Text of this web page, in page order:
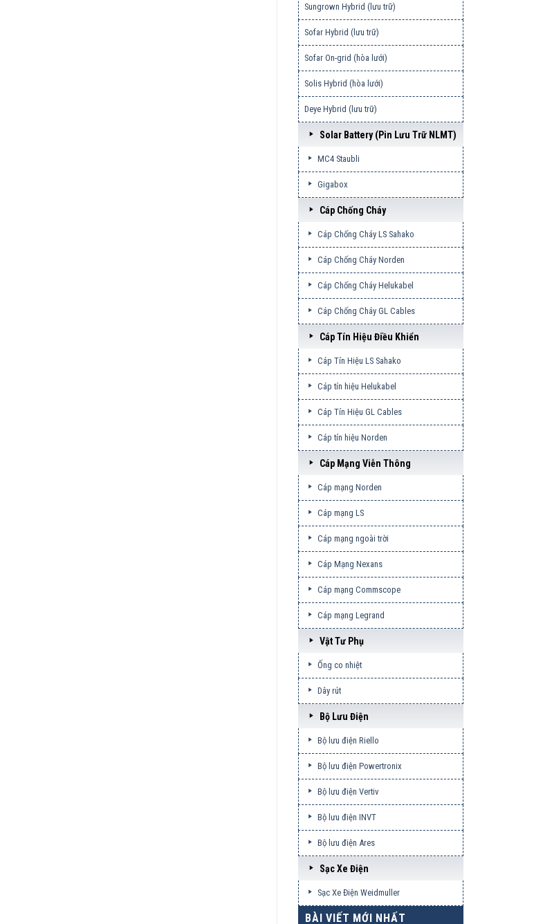
Sungrown Hybrid (lưu trữ)
Sofar Hybrid (lưu trữ)
Sofar On-grid (hòa lưới)
Solis Hybrid (hòa lưới)
Deye Hybrid (lưu trữ)
Solar Battery (pin Lưu Trữ NLMT)
MC4 Staubli
Gigabox
Cáp Chống Cháy
Cáp Chống Cháy LS Sahako
Cáp Chống Cháy Norden
Cáp Chống Cháy Helukabel
Cáp Chống Cháy GL Cables
Cáp Tín Hiệu Điều Khiển
Cáp Tín Hiệu LS Sahako
Cáp tín hiệu Helukabel
Cáp Tín Hiệu GL Cables
Cáp tín hiệu Norden
Cáp Mạng Viễn Thông
Cáp mạng Norden
Cáp mạng LS
Cáp mạng ngoài trời
Cáp Mạng Nexans
Cáp mạng Commscope
Cáp mạng Legrand
Vật Tư Phụ
Ống co nhiệt
Dây rút
Bộ Lưu Điện
Bộ lưu điện Riello
Bộ lưu điện Powertronix
Bộ lưu điện Vertiv
Bộ lưu điện INVT
Bộ lưu điện Ares
Sạc Xe Điện
Sạc Xe Điện Weidmuller
BÀI VIẾT MỚI NHẤT